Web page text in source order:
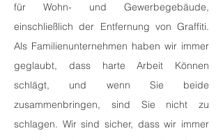
für Wohn- und Gewerbegebäude,
einschließlich der Entfernung von Graffiti.
Als Familienunternehmen haben wir immer
geglaubt, dass harte Arbeit Können
schlägt, und wenn Sie beide
zusammenbringen, sind Sie nicht zu
schlagen. Wir sind sicher, dass wir immer